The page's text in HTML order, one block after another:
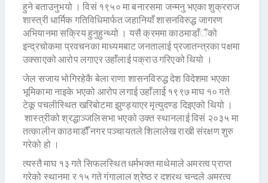
हुने बताउनुभयो । विसं १९५० मा बनारसमा जन्मनु भएका शुक्रराज
शास्त्री धार्मिक गतिविधिमार्फत जहानियाँ शासनविरुद्ध जागरण
अभियानमा सक्रिय हुनुहुन्थ्यो । यसै क्रममा काठमाडाँैंको
इन्द्रचोकमा प्रवचनका माध्यमबाट जनतालाई प्रजातन्त्रका पक्षमा
उक्साएको आरोप लगाएर उहाँलाई पक्राउ गरिएको थियो ।
जेल सजाय भोगिरहेकै बेला राणा शासनविरुद्ध देश विदेशमा भएका
भूमिकामा नाइके भएको आरोप लगाई उहाँलार्ई १९९७ माघ १० गते
टेकू पचलीस्थित खरिबोटमा झुण्ड्याएर मृत्युदण्ड दिइएको थियो ।
शास्त्रीको श्रद्धाञ्जलिसभा भएको उक्त स्थानलाई विसं २०३५ मा
तत्कालीन काठमाडौँ नगर पञ्चायतले शिलालेख राखी संरक्षण शुरु
गरेको हो ।
त्यस्तै माघ १३ गते सिफलस्थित धर्मभक्त माथेमाले अमरत्व प्राप्त
गरेको स्थानमा र १५ गते गंगालाल श्रेष्ठ र दशरथ चन्दले अमरत्व